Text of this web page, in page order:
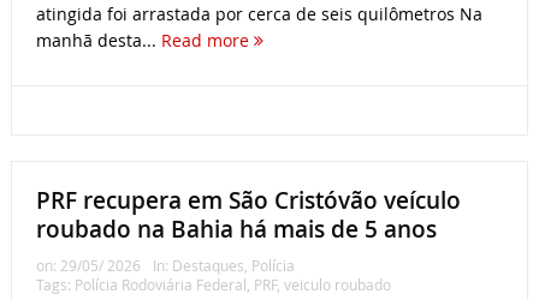
atingida foi arrastada por cerca de seis quilômetros Na
manhã desta... Read more
PRF recupera em São Cristóvão veículo
roubado na Bahia há mais de 5 anos
on: 29/05/ 2026 In: Destaques Polícia
Tags: Polícia Rodoviária Federal PRF, veiculo roubado